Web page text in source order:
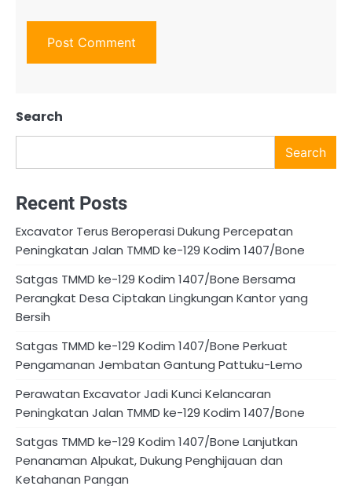
Search
Search
Recent Posts
Excavator Terus Beroperasi Dukung Percepatan
Peningkatan Jalan TMMD ke-129 Kodim 1407/Bone
Satgas TMMD ke-129 Kodim 1407/Bone Bersama
Perangkat Desa Ciptakan Lingkungan Kantor yang
Bersih
Satgas TMMD ke-129 Kodim 1407/Bone Perkuat
Pengamanan Jembatan Gantung Pattuku-Lemo
Perawatan Excavator Jadi Kunci Kelancaran
Peningkatan Jalan TMMD ke-129 Kodim 1407/Bone
Satgas TMMD ke-129 Kodim 1407/Bone Lanjutkan
Penanaman Alpukat, Dukung Penghijauan dan
Ketahanan Pangan